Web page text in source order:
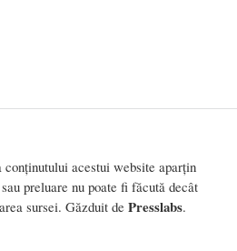
conținutului acestui website aparțin
preluare nu poate fi făcută decât
sursei. Găzduit de Presslabs.